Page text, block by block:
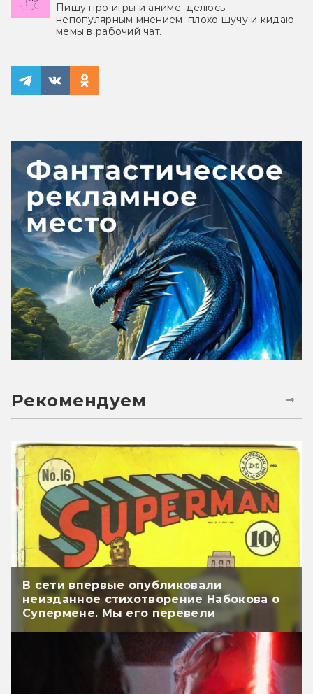
Пишу про игры и аниме, делюсь
непопулярным мнением, плохо шучу и кидаю
мемы в рабочий чат.
Рекомендуем
В сети впервые опубликовали
неизданное стихотворение Набокова о
Супермене. Мы его перевели